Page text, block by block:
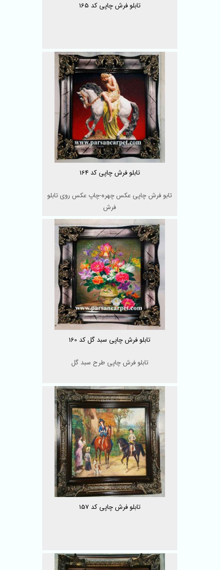
تابلو فرش چاپی کد 165
تابلو فرش چاپی کد 164
تابو فرش چاپی عکس چهره-چاپ عکس روی تابلو
فرش
تابلو فرش چاپی سبد گل کد 160
تابلو فرش چاپی طرح سبد گل
تابلو فرش چاپی کد 157